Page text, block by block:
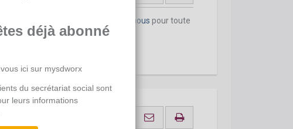
Contactez-nous pour toute
déjà abonné
ici sur mysdworx
du secrétariat social sont
leurs informations